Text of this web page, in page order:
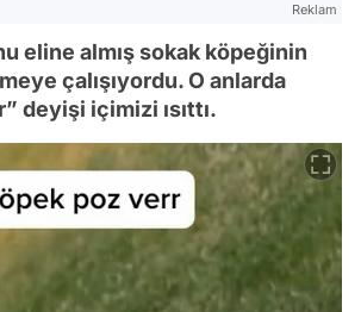
Reklam
eline almış sokak köpeğinin
çalışıyordu. O anlarda
deyişi içimizi ısıttı.